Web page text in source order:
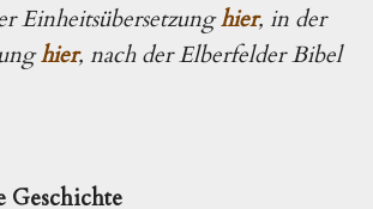
Einheitsübersetzunghier, in der
hier, nach der Elberfelder Bibel
Geschichte